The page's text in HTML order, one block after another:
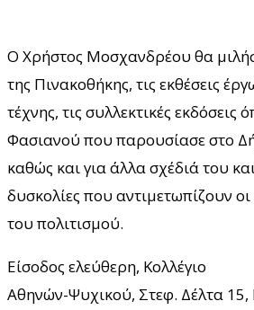
Ο Χρήστος Μοσχανδρέου θα
της Πινακοθήκης, τις εκθέσεις
τέχνης, τις συλλεκτικές εκδόσεις
Φασιανού που παρουσίασε στο
καθώς και για άλλα σχέδιά του και
δυσκολίες που αντιμετωπίζουν
του πολιτισμού.
Είσοδος ελεύθερη, Κολλέγιο
Αθηνών-Ψυχικού, Στεφ. Δέλτα 15,